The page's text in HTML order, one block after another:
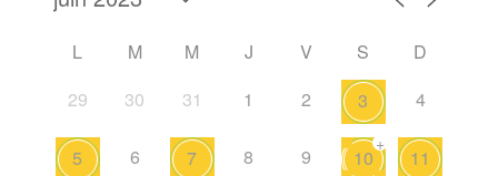
L M M J V S
D
29
30 31 1 2 3 4
5 6 7 8 9 10
+
11